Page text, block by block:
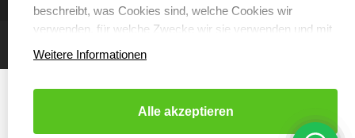
beschreibt, was Cookies sind, welche Cookies wir
verwenden, für welche Zwecke wir sie verwenden und mit
welchen Partnern wir dabei zusammenarbeiten.
Sie besuchen, auf Ihrem Computer oder Ihrem Handy
Weitere Informationen
Alle akzeptieren